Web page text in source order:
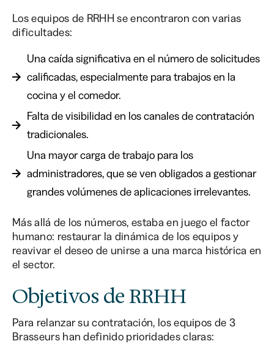
Los equipos de RRHH se encontraron con varias
dificultades:
Una caída significativa en el número de solicitudes
calificadas, especialmente para trabajos en la
cocina y el comedor.
Falta de visibilidad en los canales de contratación
tradicionales.
Una mayor carga de trabajo para los
administradores, que se ven obligados a gestionar
grandes volúmenes de aplicaciones irrelevantes.
Más allá de los números, estaba en juego el factor
humano: restaurar la dinámica de los equipos y
reavivar el deseo de unirse a una marca histórica en
el sector.
Objetivos de RRHH
Para relanzar su contratación, los equipos de 3
Brasseurs han definido prioridades claras: